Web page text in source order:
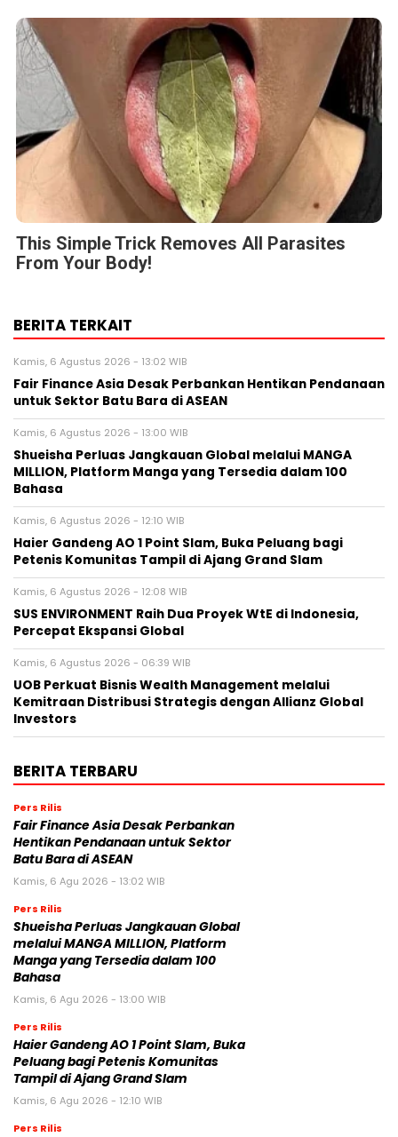
This Simple Trick Removes All Parasites
From Your Body!
BERITA TERKAIT
Kamis, 6 Agustus 2026 - 13:02 WIB
Fair Finance Asia Desak Perbankan Hentikan Pendanaan
untuk Sektor Batu Bara di ASEAN
Kamis, 6 Agustus 2026 - 13:00 WIB
Shueisha Perluas Jangkauan Global melalui MANGA
MILLION, Platform Manga yang Tersedia dalam 100
Bahasa
Kamis, 6 Agustus 2026 - 12:10 WIB
Haier Gandeng AO 1 Point Slam, Buka Peluang bagi
Petenis Komunitas Tampil di Ajang Grand Slam
Kamis, 6 Agustus 2026 - 12:08 WIB
SUS ENVIRONMENT Raih Dua Proyek WtE di Indonesia,
Percepat Ekspansi Global
Kamis, 6 Agustus 2026 - 06:39 WIB
UOB Perkuat Bisnis Wealth Management melalui
Kemitraan Distribusi Strategis dengan Allianz Global
Investors
BERITA TERBARU
Pers Rilis
Fair Finance Asia Desak Perbankan
Hentikan Pendanaan untuk Sektor
Batu Bara di ASEAN
Kamis, 6 Agu 2026 - 13:02 WIB
Pers Rilis
Shueisha Perluas Jangkauan Global
melalui MANGA MILLION, Platform
Manga yang Tersedia dalam 100
Bahasa
Kamis, 6 Agu 2026 - 13:00 WIB
Pers Rilis
Haier Gandeng AO 1 Point Slam, Buka
Peluang bagi Petenis Komunitas
Tampil di Ajang Grand Slam
Kamis, 6 Agu 2026 - 12:10 WIB
Pers Rilis